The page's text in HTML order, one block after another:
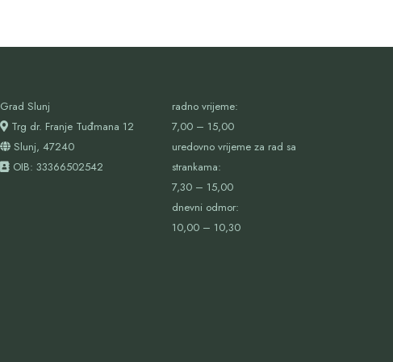
Grad Slunj
Trg dr. Franje Tuđmana 12
Slunj, 47240
OIB: 33366502542
radno vrijeme:
7,00 – 15,00
uredovno vrijeme za rad sa
strankama:
7,30 – 15,00
dnevni odmor:
10,00 – 10,30